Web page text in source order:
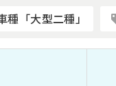
種「大型二種」